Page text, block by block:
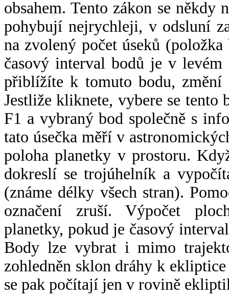
obsahem. Tento zákon se někdy
pohybují nejrychleji, v odsluní
na zvolený počet úseků
časový interval bodů je v
přiblížíte k tomuto bodu,
Jestliže kliknete, vybere se tento
F1 a vybraný bod společně s
tato úsečka měří v
poloha planetky v prostoru.
dokreslí se trojúhelník a
(známe délky všech stran).
označení zruší. Výpočet
planetky, pokud je časový
Body lze vybrat i mimo
zohledněn sklon dráhy k
se pak počítají jen v rovině